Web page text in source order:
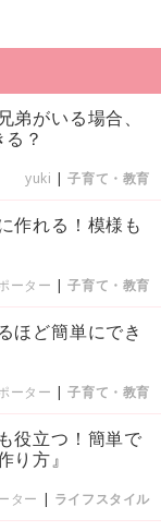
弟がいる場合、
？
yuki |子育て・教育
作れる！模様も
ーター |子育て・教育
ほど簡単にでき
ーター |子育て・教育
役立つ！簡単で
り方』
ター | ライフスタイル